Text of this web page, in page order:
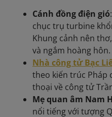
Cánh đồng điện gió
chục trụ turbine
Khung cảnh nên
và ngắm hoàng hôn.
Nhà công tử Bạc
theo kiến trúc Pháp
thoại về công tử
Mẹ quan âm Nam
nổi tiếng với tượng